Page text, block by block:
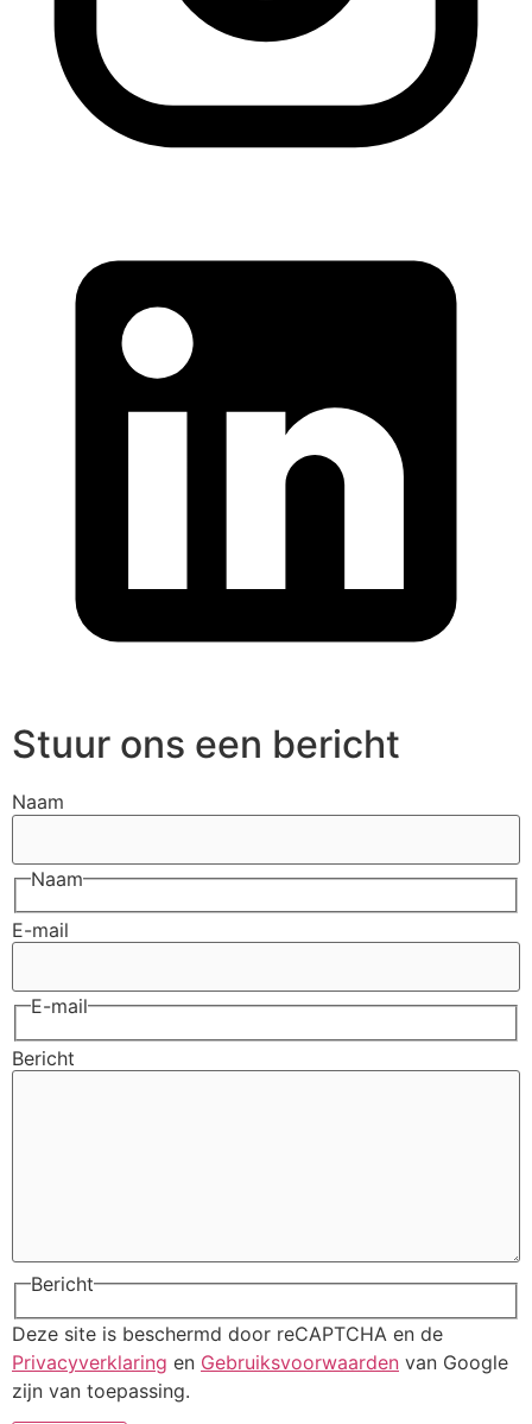
Stuur ons een bericht
Naam
Naam
E-mail
E-mail
Bericht
Bericht
Deze site is beschermd door reCAPTCHA en de
Privacyverklaring en Gebruiksvoorwaarden van Google
zijn van toepassing.